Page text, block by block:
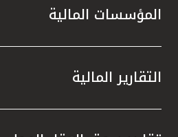
المؤسسات المالية
التقارير المالية